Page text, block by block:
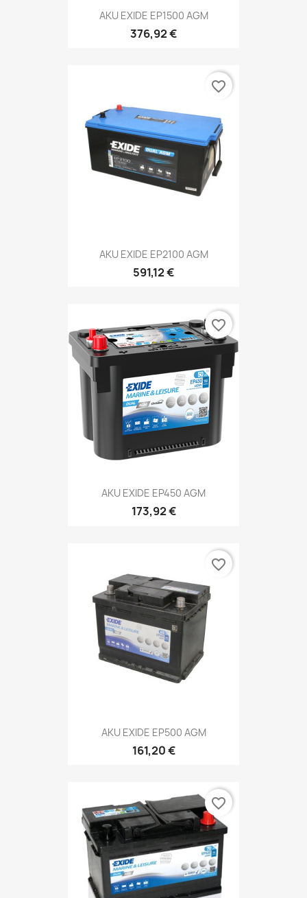
AKU EXIDE EP1500 AGM
376,92 €
AKU EXIDE EP2100 AGM
591,12 €
favorite_border
AKU EXIDE EP450 AGM
173,92 €
favorite_border
AKU EXIDE EP500 AGM
161,20 €
favorite_border
favorite_border